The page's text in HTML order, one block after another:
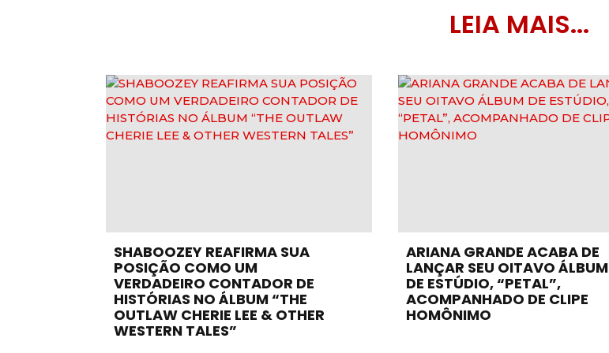
LEIA MAIS...
SHABOOZEY REAFIRMA SUA
POSIÇÃO COMO UM
VERDADEIRO CONTADOR DE
HISTÓRIAS NO ÁLBUM “THE
OUTLAW CHERIE LEE & OTHER
WESTERN TALES”
ARIANA GRANDE ACABA DE
LANÇAR SEU OITAVO ÁLBUM
DE ESTÚDIO, “PETAL”,
ACOMPANHADO DE CLIPE
HOMÔNIMO